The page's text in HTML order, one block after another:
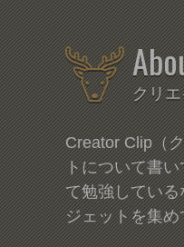
クリ
Creator Clip（
トについて書
て勉強してい
ジェットを集め